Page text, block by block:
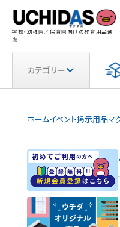
学校・幼稚園／保育園向けの教育用品通
販
カテゴリー
ホームイベント掲示用品マ